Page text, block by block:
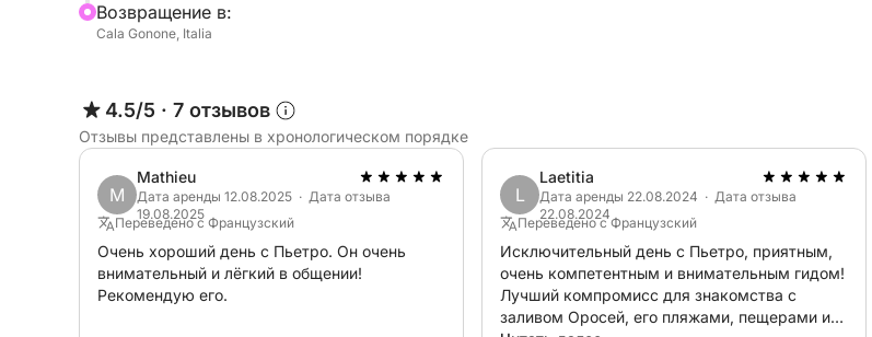
Указанная цена не включает топливо.
Bозвращение в:
Cala Gonone, Italia
4.5/5 · 7 отзывов
Отзывы представлены в хронологическом порядке
M
Mathieu
Дата аренды 12.08.2025 · Дата отзыва
19.08.2025
Переведено с Французский
Очень хороший день с Пьетро. Он очень
внимательный и лёгкий в общении!
Рекомендую его.
L
Laetitia
Дата аренды 22.08.2024 · Дата отзыва
22.08.2024
Переведено с Французский
Исключительный день с Пьетро, приятным,
очень компетентным и внимательным гидом!
Лучший компромисс для знакомства с
заливом Оросей, его пляжами, пещерами и